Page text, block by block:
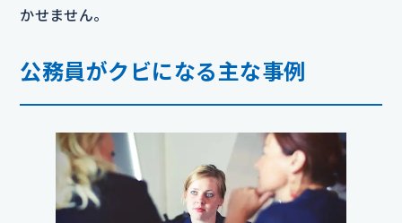
かせません。
公務員がクビになる主な事例